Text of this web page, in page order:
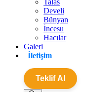
Talas
Develi
Bünyan
İncesu
Hacılar
Galeri
İletişim
Teklif Al